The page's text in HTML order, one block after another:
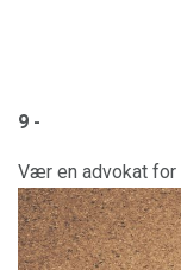
9 -
Vær en advokat for